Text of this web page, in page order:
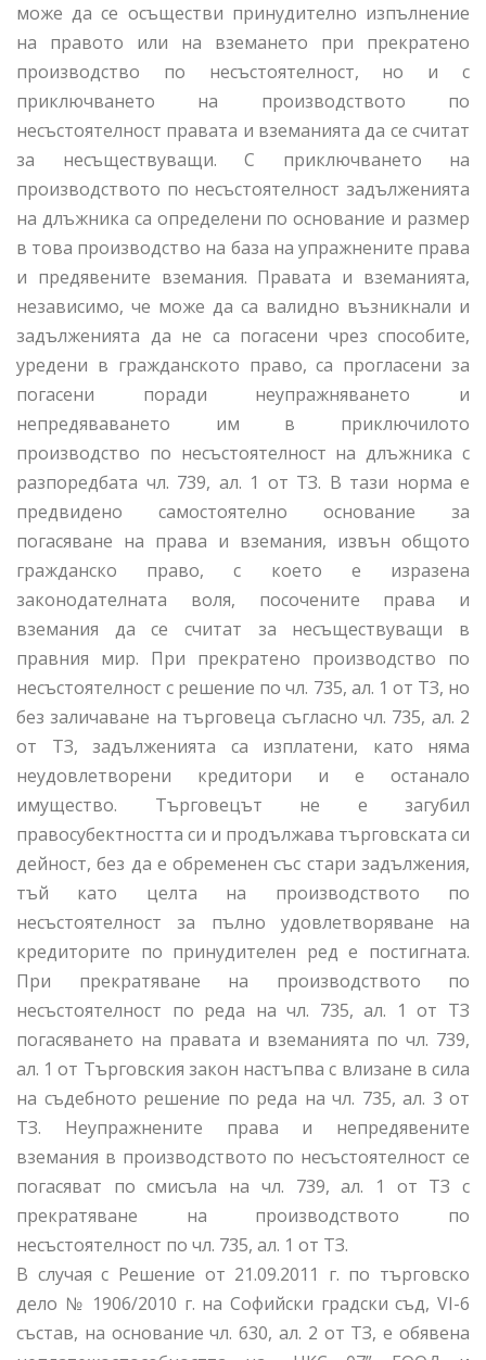
може да се осъществи принудително изпълнение
на правото или на вземането при прекратено
производство по несъстоятелност, но и с
приключването на производството по
несъстоятелност правата и вземанията да се считат
за несъществуващи. С приключването на
производството по несъстоятелност задълженията
на длъжника са определени по основание и размер
в това производство на база на упражнените права
и предявените вземания. Правата и вземанията,
независимо, че може да са валидно възникнали и
задълженията да не са погасени чрез способите,
уредени в гражданското право, са прогласени за
погасени поради неупражняването и
непредяваването им в приключилото
производство по несъстоятелност на длъжника с
разпоредбата чл. 739, ал. 1 от ТЗ. В тази норма е
предвидено самостоятелно основание за
погасяване на права и вземания, извън общото
гражданско право, с което е изразена
законодателната воля, посочените права и
вземания да се считат за несъществуващи в
правния мир. При прекратено производство по
несъстоятелност с решение по чл. 735, ал. 1 от ТЗ, но
без заличаване на търговеца съгласно чл. 735, ал. 2
от ТЗ, задълженията са изплатени, като няма
неудовлетворени кредитори и е останало
имущество. Търговецът не е загубил
правосубектността си и продължава търговската си
дейност, без да е обременен със стари задължения,
тъй като целта на производството по
несъстоятелност за пълно удовлетворяване на
кредиторите по принудителен ред е постигната.
При прекратяване на производството по
несъстоятелност по реда на чл. 735, ал. 1 от ТЗ
погасяването на правата и вземанията по чл. 739,
ал. 1 от Търговския закон настъпва с влизане в сила
на съдебното решение по реда на чл. 735, ал. 3 от
ТЗ. Неупражнените права и непредявените
вземания в производството по несъстоятелност се
погасяват по смисъла на чл. 739, ал. 1 от ТЗ с
прекратяване на производството по
несъстоятелност по чл. 735, ал. 1 от ТЗ.
В случая с Решение от 21.09.2011 г. по търговско
дело № 1906/2010 г. на Софийски градски съд, VI-6
състав, на основание чл. 630, ал. 2 от ТЗ, е обявена